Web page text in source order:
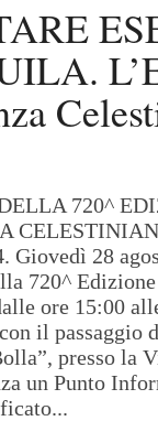
720^
Giovedì 28
720^
ore 15:00
il passaggio
presso la
un Punto